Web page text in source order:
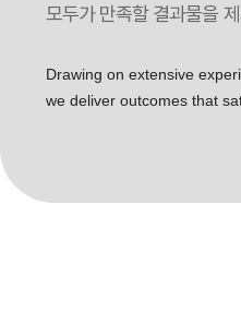
모두가 만족할 결과물을
Drawing on extensive
we deliver outcomes that